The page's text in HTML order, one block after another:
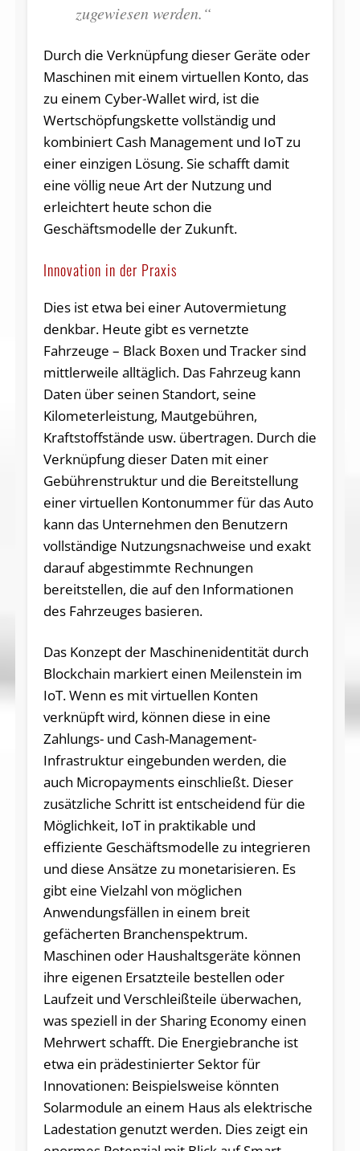
zugewiesen werden.“
Durch die Verknüpfung dieser Geräte oder
Maschinen mit einem virtuellen Konto, das
zu einem Cyber-Wallet wird, ist die
Wertschöpfungskette vollständig und
kombiniert Cash Management und IoT zu
einer einzigen Lösung. Sie schafft damit
eine völlig neue Art der Nutzung und
erleichtert heute schon die
Geschäftsmodelle der Zukunft.
Innovation in der Praxis
Dies ist etwa bei einer Autovermietung
denkbar. Heute gibt es vernetzte
Fahrzeuge – Black Boxen und Tracker sind
mittlerweile alltäglich. Das Fahrzeug kann
Daten über seinen Standort, seine
Kilometerleistung, Mautgebühren,
Kraftstoffstände usw. übertragen. Durch die
Verknüpfung dieser Daten mit einer
Gebührenstruktur und die Bereitstellung
einer virtuellen Kontonummer für das Auto
kann das Unternehmen den Benutzern
vollständige Nutzungsnachweise und exakt
darauf abgestimmte Rechnungen
bereitstellen, die auf den Informationen
des Fahrzeuges basieren.
Das Konzept der Maschinenidentität durch
Blockchain markiert einen Meilenstein im
IoT. Wenn es mit virtuellen Konten
verknüpft wird, können diese in eine
Zahlungs- und Cash-Management-
Infrastruktur eingebunden werden, die
auch Micropayments einschließt. Dieser
zusätzliche Schritt ist entscheidend für die
Möglichkeit, IoT in praktikable und
effiziente Geschäftsmodelle zu integrieren
und diese Ansätze zu monetarisieren. Es
gibt eine Vielzahl von möglichen
Anwendungsfällen in einem breit
gefächerten Branchenspektrum.
Maschinen oder Haushaltsgeräte können
ihre eigenen Ersatzteile bestellen oder
Laufzeit und Verschleißteile überwachen,
was speziell in der Sharing Economy einen
Mehrwert schafft. Die Energiebranche ist
etwa ein prädestinierter Sektor für
Innovationen: Beispielsweise könnten
Solarmodule an einem Haus als elektrische
Ladestation genutzt werden. Dies zeigt ein